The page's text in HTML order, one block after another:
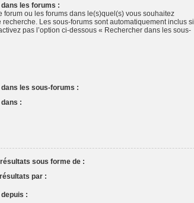
les forums :
forum ou les forums dans le(s)quel(s) vous souhaitez
recherche. Les sous-forums sont automatiquement inclus si
pas l’option ci-dessous « Rechercher dans les sous-
les sous-forums :
:
sous forme de :
par :
: